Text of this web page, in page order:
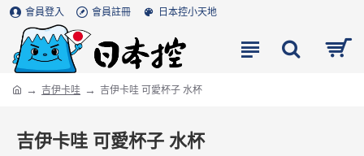
會員登入 會員註冊 日本控小天地
吉伊卡哇 吉伊卡哇 可愛杯子 水杯
吉伊卡哇 可愛杯子 水杯